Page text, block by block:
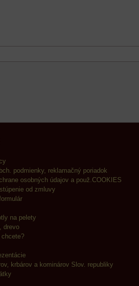
podmienky, reklamačný poriadok
osobných údajov a použ.COOKIES
od zmluvy
na pelety
drevo
krbárov a kominárov Slov. republiky